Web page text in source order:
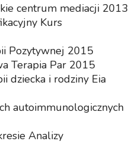
centrum mediacji 2013
Kurs
Pozytywnej 2015
Terapia Par 2015
dziecka i rodziny Eia
autoimmunologicznych
Analizy